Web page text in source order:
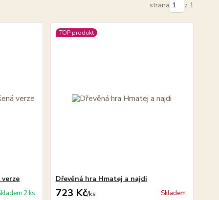
strana z 1
2 ks
TOP produkt
Dřevěná hra Hmatej a najdi
723 Kč/ks Skladem